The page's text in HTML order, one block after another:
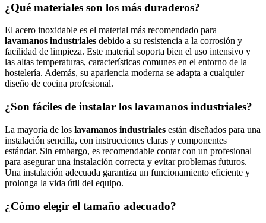
¿Qué materiales son los más duraderos?
El acero inoxidable es el material más recomendado para
lavamanos industriales debido a su resistencia a la corrosión y
facilidad de limpieza. Este material soporta bien el uso intensivo y
las altas temperaturas, características comunes en el entorno de la
hostelería. Además, su apariencia moderna se adapta a cualquier
diseño de cocina profesional.
¿Son fáciles de instalar los lavamanos industriales?
La mayoría de los lavamanos industriales están diseñados para una
instalación sencilla, con instrucciones claras y componentes
estándar. Sin embargo, es recomendable contar con un profesional
para asegurar una instalación correcta y evitar problemas futuros.
Una instalación adecuada garantiza un funcionamiento eficiente y
prolonga la vida útil del equipo.
¿Cómo elegir el tamaño adecuado?